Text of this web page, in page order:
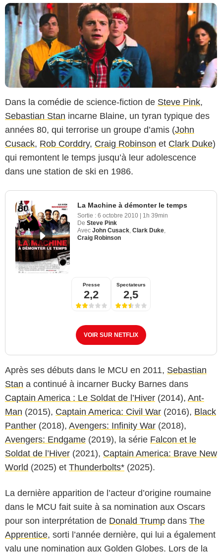
Dans la comédie de science-fiction de Steve Pink,
Sebastian Stan incarne Blaine, un tyran typique des
années 80, qui terrorise un groupe d’amis (John
Cusack, Rob Corddry, Craig Robinson et Clark Duke)
qui remontent le temps jusqu’à leur adolescence
dans une station de ski en 1986.
La Machine à démonter le temps
Sortie : 6 octobre 2010 | 1h 39min
De Steve Pink
Avec John Cusack Clark Duke
Craig Robinson
Presse
2,2
Spectateurs
2,5
VOIR SUR NETFLIX
Après ses débuts dans le MCU en 2011, Sebastian
Stan a continué à incarner Bucky Barnes dans
Captain America : Le Soldat de l’Hiver (2014), Ant-
Man (2015), Captain America: Civil War (2016), Black
Panther (2018), Avengers: Infinity War (2018),
Avengers: Endgame (2019), la série Falcon et le
Soldat de l’Hiver (2021), Captain America: Brave New
World (2025) et Thunderbolts* (2025).
La dernière apparition de l’acteur d’origine roumaine
dans le MCU fait suite à sa nomination aux Oscars
pour son interprétation de Donald Trump dans The
Apprentice, sorti l’année dernière, qui lui a également
valu une nomination aux Golden Globes. Lors de la